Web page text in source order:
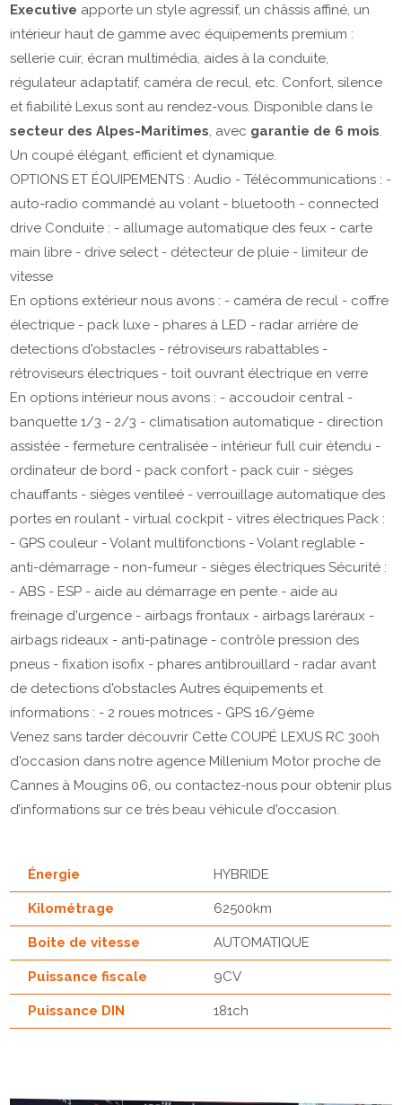
Executive apporte un style agressif, un châssis affiné, un
intérieur haut de gamme avec équipements premium :
sellerie cuir, écran multimédia, aides à la conduite,
régulateur adaptatif, caméra de recul, etc. Confort, silence
et fiabilité Lexus sont au rendez-vous. Disponible dans le
secteur des Alpes-Maritimes, avec garantie de 6 mois.
Un coupé élégant, efficient et dynamique.
OPTIONS ET ÉQUIPEMENTS : Audio - Télécommunications : -
auto-radio commandé au volant - bluetooth - connected
drive Conduite : - allumage automatique des feux - carte
main libre - drive select - détecteur de pluie - limiteur de
vitesse
En options extérieur nous avons : - caméra de recul - coffre
électrique - pack luxe - phares à LED - radar arrière de
detections d'obstacles - rétroviseurs rabattables -
rétroviseurs électriques - toit ouvrant électrique en verre
En options intérieur nous avons : - accoudoir central -
banquette 1/3 - 2/3 - climatisation automatique - direction
assistée - fermeture centralisée - intérieur full cuir étendu -
ordinateur de bord - pack confort - pack cuir - sièges
chauffants - sièges ventileé - verrouillage automatique des
portes en roulant - virtual cockpit - vitres électriques Pack :
- GPS couleur - Volant multifonctions - Volant reglable -
anti-démarrage - non-fumeur - sièges électriques Sécurité :
- ABS - ESP - aide au démarrage en pente - aide au
freinage d'urgence - airbags frontaux - airbags laréraux -
airbags rideaux - anti-patinage - contrôle pression des
pneus - fixation isofix - phares antibrouillard - radar avant
de detections d'obstacles Autres équipements et
informations : - 2 roues motrices - GPS 16/9ème
Venez sans tarder découvrir Cette COUPÉ LEXUS RC 300h
d'occasion dans notre agence Millenium Motor proche de
Cannes à Mougins 06, ou contactez-nous pour obtenir plus
d’informations sur ce très beau véhicule d'occasion.
Énergie HYBRIDE
Kilométrage 62500km
Boite de vitesse AUTOMATIQUE
Puissance fiscale 9CV
Puissance DIN 181ch